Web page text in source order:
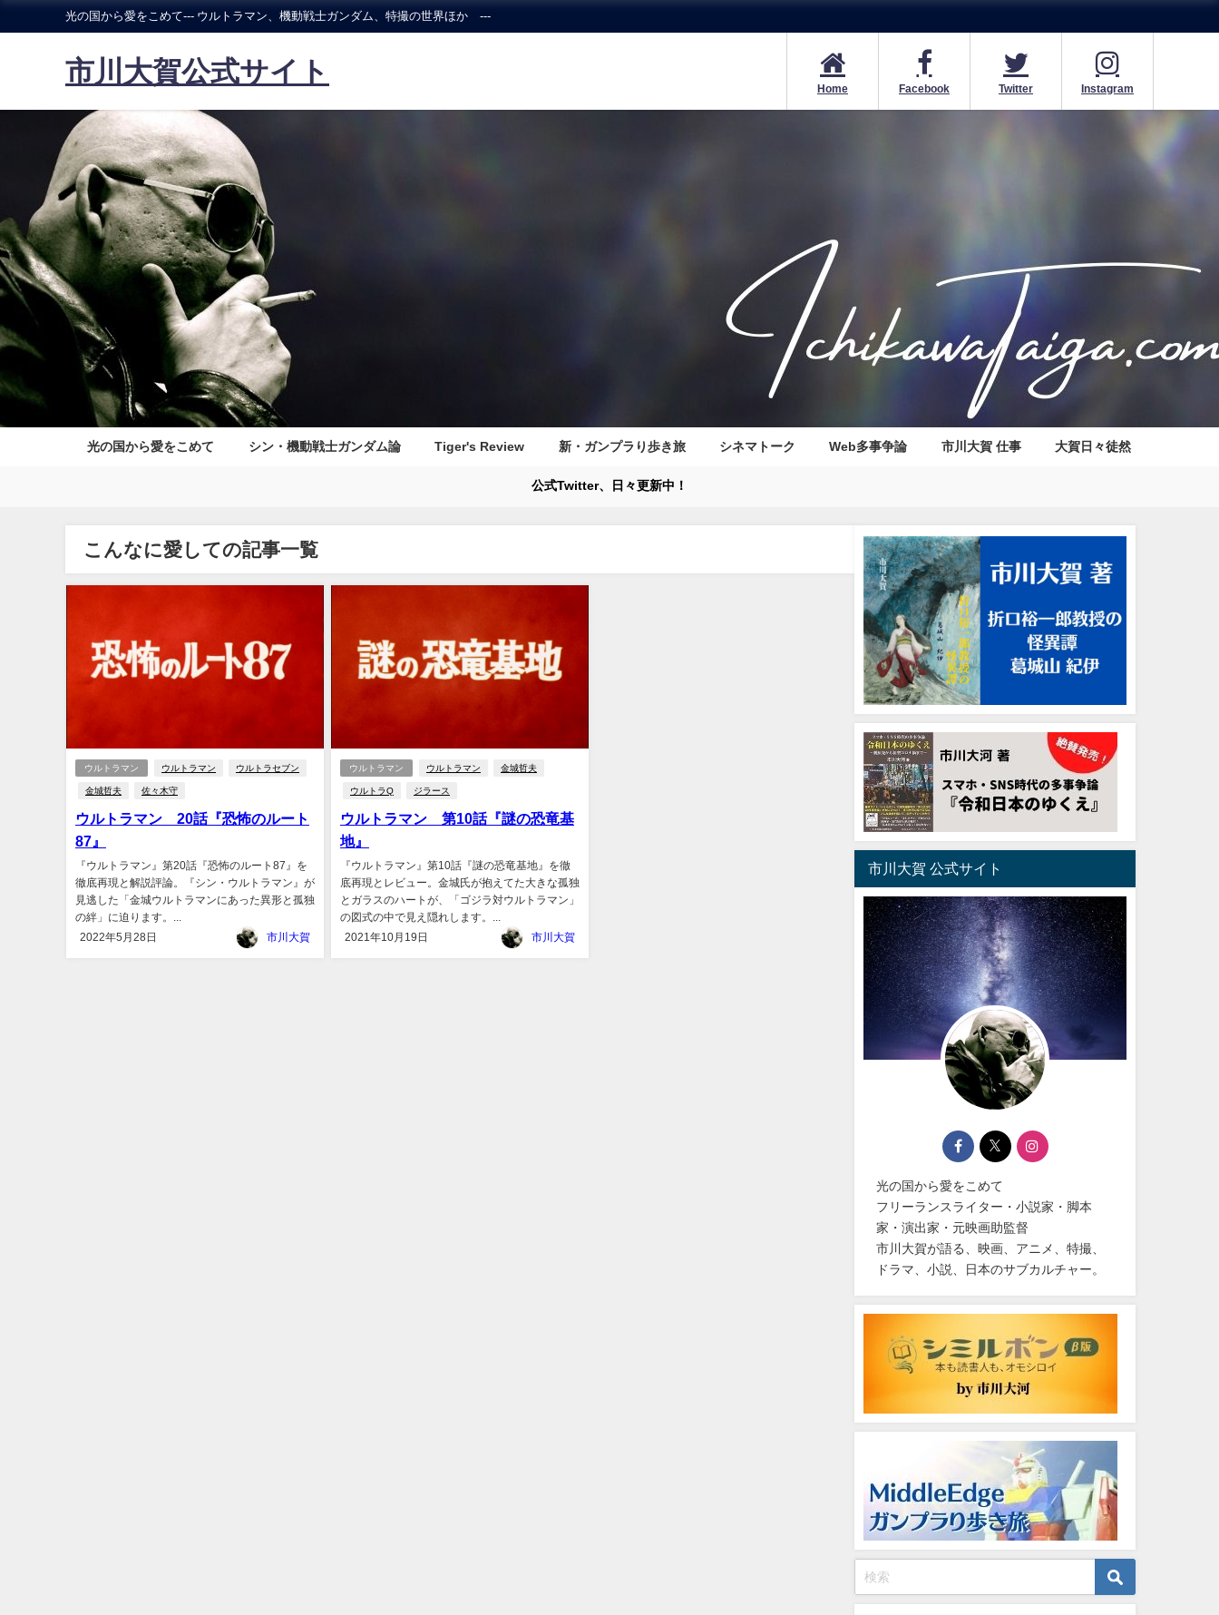
光の国から愛をこめて--- ウルトラマン、機動戦士ガンダム、特撮の世界ほか ---
市川大賀公式サイト
Home Facebook Twitter Instagram
光の国から愛をこめて シン・機動戦士ガンダム論 Tiger's Review 新・ガンプラり歩き旅 シネマトーク Web多事争論 市川大賀 仕事 大賀日々徒然
公式Twitter、日々更新中！
こんなに愛しての記事一覧
ウルトラマン ウルトラマン ウルトラセブン
金城哲夫 佐々木守
ウルトラマン 20話『恐怖のルート
87』
『ウルトラマン』第20話『恐怖のルート87』を
徹底再現と解説評論。『シン・ウルトラマン』が
見逃した「金城ウルトラマンにあった異形と孤独
の絆」に迫ります。...
2022年5月28日
市川大賀
ウルトラマン ウルトラマン 金城哲夫
ウルトラQ ジラース
ウルトラマン 第10話『謎の恐竜基
地』
『ウルトラマン』第10話『謎の恐竜基地』を徹
底再現とレビュー。金城氏が抱えてた大きな孤独
とガラスのハートが、「ゴジラ対ウルトラマン」
の図式の中で見え隠れします。...
2021年10月19日
市川大賀
市川大賀 公式サイト
光の国から愛をこめて
フリーランスライター・小説家・脚本
家・演出家・元映画助監督
市川大賀が語る、映画、アニメ、特撮、
ドラマ、小説、日本のサブカルチャー。